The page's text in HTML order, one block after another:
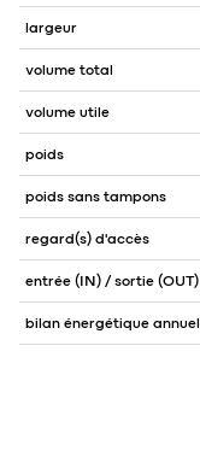
largeur
volume total
volume utile
poids
poids sans tampons
regard(s) d'accès
entrée (IN) / sortie (OUT)
bilan énergétique annuel